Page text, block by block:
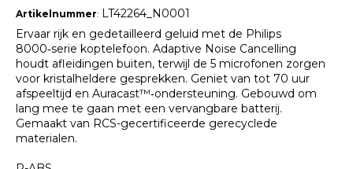
Artikelnummer: LT42264_N0001
Ervaar rijk en gedetailleerd geluid met de Philips
8000‑serie koptelefoon. Adaptive Noise Cancelling
houdt afleidingen buiten, terwijl de 5 microfonen zorgen
voor kristalheldere gesprekken. Geniet van tot 70 uur
afspeeltijd en Auracast™‑ondersteuning. Gebouwd om
lang mee te gaan met een vervangbare batterij.
Gemaakt van RCS-gecertificeerde gerecyclede
materialen.